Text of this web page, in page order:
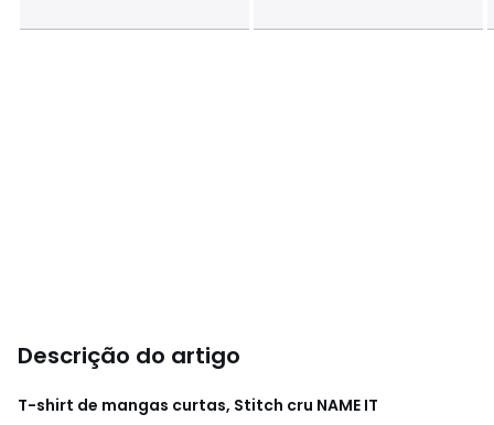
Descrição do artigo
T-shirt de mangas curtas, Stitch cru NAME IT